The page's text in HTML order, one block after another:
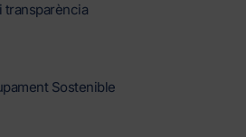
transparència
Sostenible